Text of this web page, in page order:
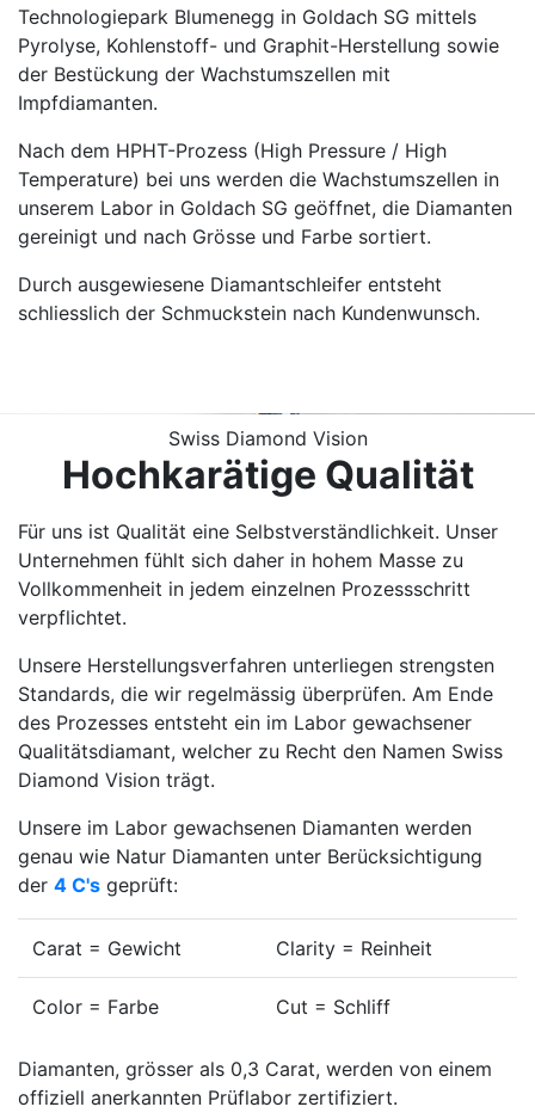
Technologiepark Blumenegg in Goldach SG mittels
Pyrolyse, Kohlenstoff- und Graphit-Herstellung sowie
der Bestückung der Wachstumszellen mit
Impfdiamanten.
Nach dem HPHT-Prozess (High Pressure / High
Temperature) bei uns werden die Wachstumszellen in
unserem Labor in Goldach SG geöffnet, die Diamanten
gereinigt und nach Grösse und Farbe sortiert.
Durch ausgewiesene Diamantschleifer entsteht
schliesslich der Schmuckstein nach Kundenwunsch.
Swiss Diamond Vision
Hochkarätige Qualität
Für uns ist Qualität eine Selbstverständlichkeit. Unser
Unternehmen fühlt sich daher in hohem Masse zu
Vollkommenheit in jedem einzelnen Prozessschritt
verpflichtet.
Unsere Herstellungsverfahren unterliegen strengsten
Standards, die wir regelmässig überprüfen. Am Ende
des Prozesses entsteht ein im Labor gewachsener
Qualitätsdiamant, welcher zu Recht den Namen Swiss
Diamond Vision trägt.
Unsere im Labor gewachsenen Diamanten werden
genau wie Natur Diamanten unter Berücksichtigung
der 4 C's geprüft:
Carat = Gewicht Clarity = Reinheit
Color = Farbe Cut = Schliff
Diamanten, grösser als 0,3 Carat, werden von einem
offiziell anerkannten Prüflabor zertifiziert.